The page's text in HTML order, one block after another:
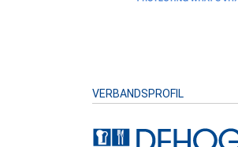
VERBANDSPROFIL